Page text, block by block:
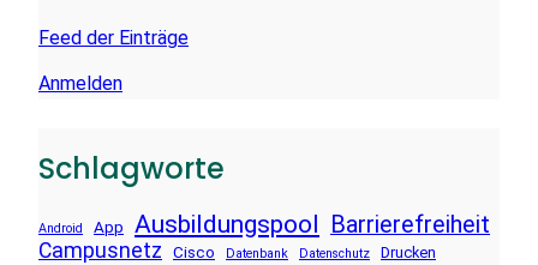
Feed der Einträge
Anmelden
Schlagworte
Android App Ausbildungspool Barrierefreiheit
Campusnetz Cisco Datenbank Datenschutz Drucken